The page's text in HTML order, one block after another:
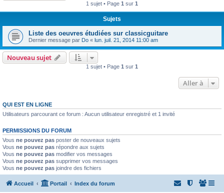
1 sujet • Page 1 sur 1
Sujets
Liste des oeuvres étudiées sur classicguitare
Dernier message par Do « lun. juil. 21, 2014 11:00 am
Nouveau sujet
1 sujet • Page 1 sur 1
Aller à
QUI EST EN LIGNE
Utilisateurs parcourant ce forum : Aucun utilisateur enregistré et 1 invité
PERMISSIONS DU FORUM
Vous ne pouvez pas poster de nouveaux sujets
Vous ne pouvez pas répondre aux sujets
Vous ne pouvez pas modifier vos messages
Vous ne pouvez pas supprimer vos messages
Vous ne pouvez pas joindre des fichiers
Accueil Portail Index du forum